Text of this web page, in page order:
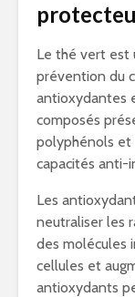
Le thé vert est
prévention du
antioxydantes
composés
polyphénols et
capacités anti-
Les
neutraliser les
des molécules
cellules et
antioxydants